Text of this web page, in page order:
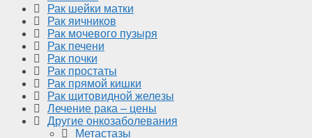
Рак шейки матки
Рак яичников
Рак мочевого пузыря
Рак печени
Рак почки
Рак простаты
Рак прямой кишки
Рак щитовидной железы
Лечение рака – цены
Другие онкозаболевания
Метастазы